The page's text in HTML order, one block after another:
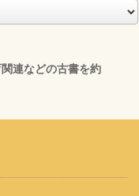
連などの古書を約